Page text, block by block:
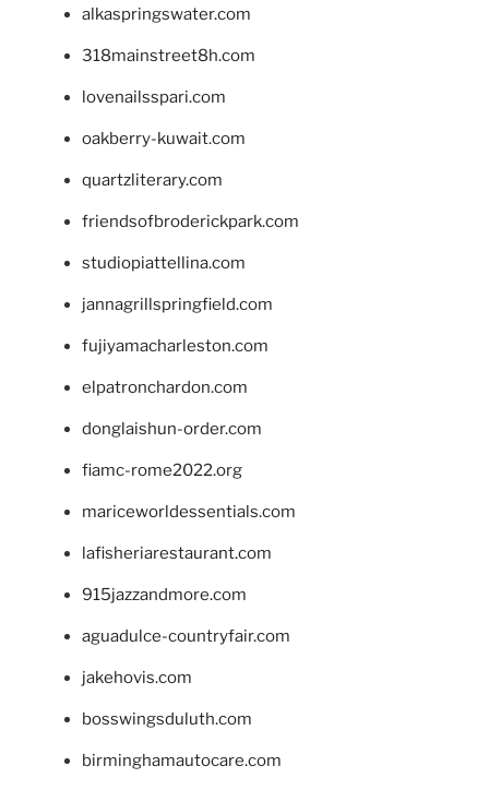
alkaspringswater.com
318mainstreet8h.com
lovenailsspari.com
oakberry-kuwait.com
quartzliterary.com
friendsofbroderickpark.com
studiopiattellina.com
jannagrillspringfield.com
fujiyamacharleston.com
elpatronchardon.com
donglaishun-order.com
fiamc-rome2022.org
mariceworldessentials.com
lafisheriarestaurant.com
915jazzandmore.com
aguadulce-countryfair.com
jakehovis.com
bosswingsduluth.com
birminghamautocare.com